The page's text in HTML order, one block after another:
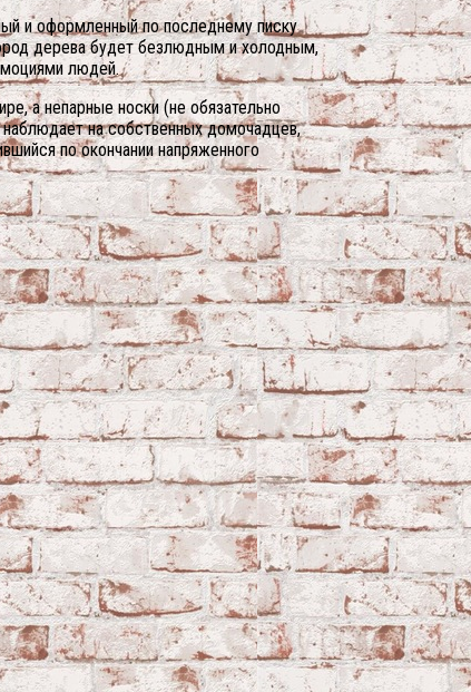
и оформленный по последнему писку
дерева будет безлюдным и холодным,
людей.
а непарные носки (не обязательно
на собственных домочадцев,
по окончании напряженного